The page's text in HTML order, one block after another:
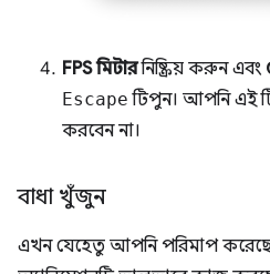
FPS মিটারনিষ্ক্রিয় করুন এবং
Escape টিপুন। আপনি এই
করবেন না।
বাধা খুঁজুন
এখন যেহেতু আপনি পরিমাপ